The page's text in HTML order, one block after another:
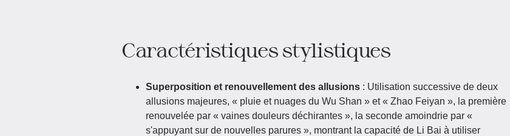
Caractéristiques stylistiques
Superposition et renouvellement des allusions : Utilisation successive de deux
allusions majeures, « pluie et nuages du Wu Shan » et « Zhao Feiyan », la première
renouvelée par « vaines douleurs déchirantes », la seconde amoindrie par «
s'appuyant sur de nouvelles parures », montrant la capacité de Li Bai à utiliser